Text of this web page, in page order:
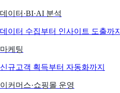
데이터·BI·AI 분석
데이터 수집부터 인사이트 도출까지
마케팅
신규고객 획득부터 자동화까지
이커머스·쇼핑몰 운영